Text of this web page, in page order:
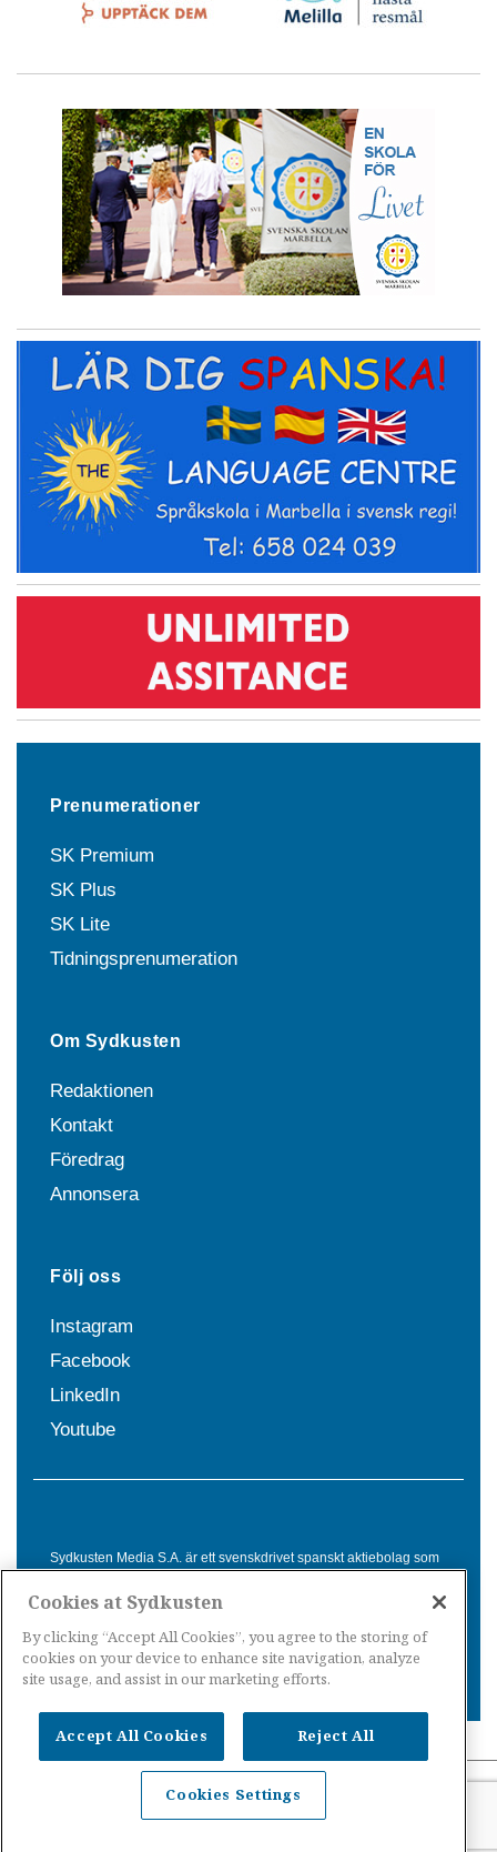
Prenumerationer
SK Premium
SK Plus
SK Lite
Tidningsprenumeration
Om Sydkusten
Redaktionen
Kontakt
Föredrag
Annonsera
Följ oss
Instagram
Facebook
LinkedIn
Youtube
Sydkusten Media S.A. är ett svenskdrivet spanskt aktiebolag som
Spanien. Genom nyhetsbevakning av hela Spanien, med bas på
informationsförmedling för svenskar i Spanien.
Nyheter Spanien· Nyheter Costa del Sol
Costa Tropical
Nyheter Costa Blanca
Cookies at Sydkusten
By clicking “Accept All Cookies”, you agree to the storing of
cookies on your device to enhance site navigation, analyze
site usage, and assist in our marketing efforts.
Accept All Cookies Reject All
Cookies Settings